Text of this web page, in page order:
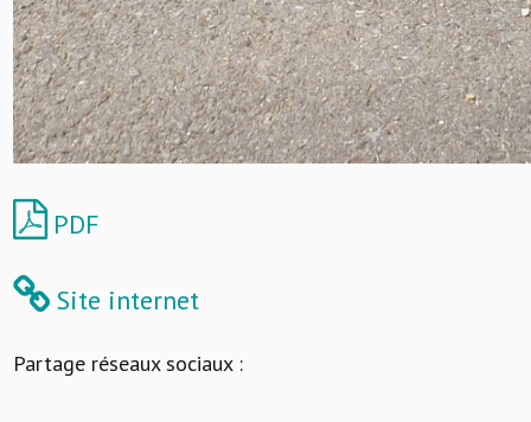
PDF
Site internet
Partage réseaux sociaux :